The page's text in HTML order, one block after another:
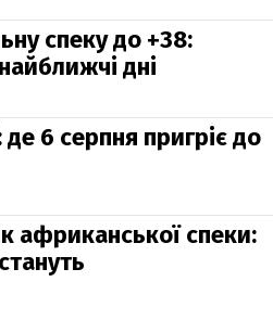
спеку до +38:
дні
де 6 серпня пригріє до
африканської спеки: